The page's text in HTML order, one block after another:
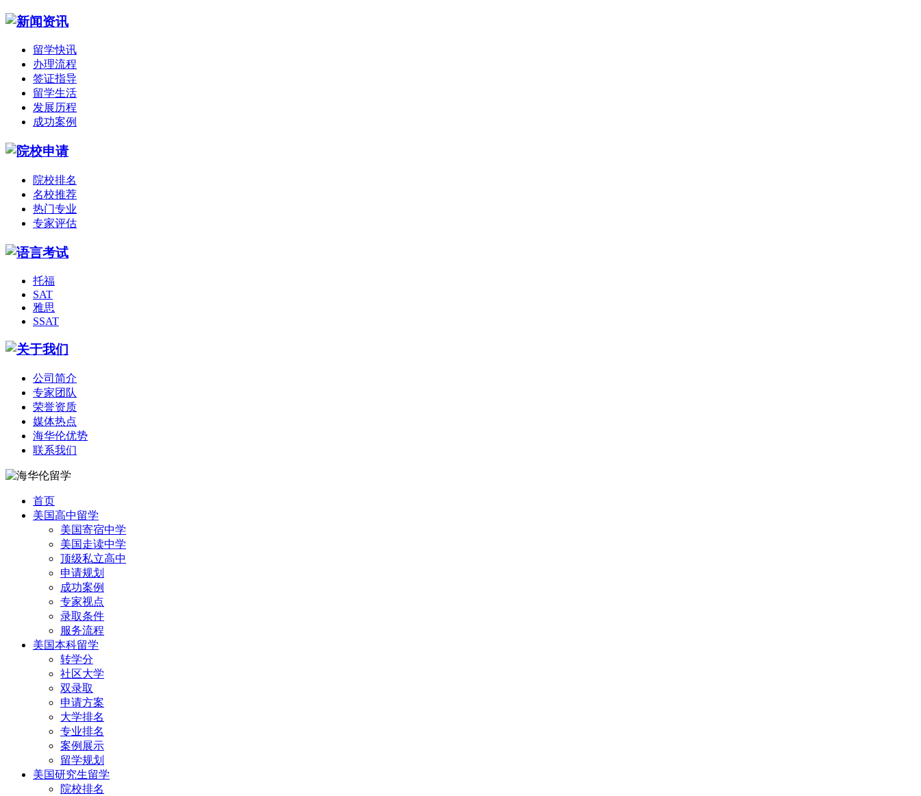
留学快讯
办理流程
签证指导
留学生活
发展历程
成功案例
院校排名
名校推荐
热门专业
专家评估
托福
SAT
雅思
SSAT
公司简介
专家团队
荣誉资质
媒体热点
海华伦优势
联系我们
首页
美国高中留学
美国寄宿中学
美国走读中学
顶级私立高中
申请规划
成功案例
专家视点
录取条件
服务流程
美国本科留学
转学分
社区大学
双录取
申请方案
大学排名
专业排名
案例展示
留学规划
美国研究生留学
院校排名